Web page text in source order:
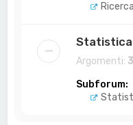
Statistica
Argomenti: 3
Subforum: